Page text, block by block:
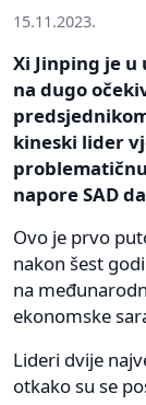
15.11.2023.
Xi Jinping je u
na dugo
kineski lider
napore SAD
Ovo je prvo
nakon šest
na
ekonomske
Lideri dvije
otkako su se